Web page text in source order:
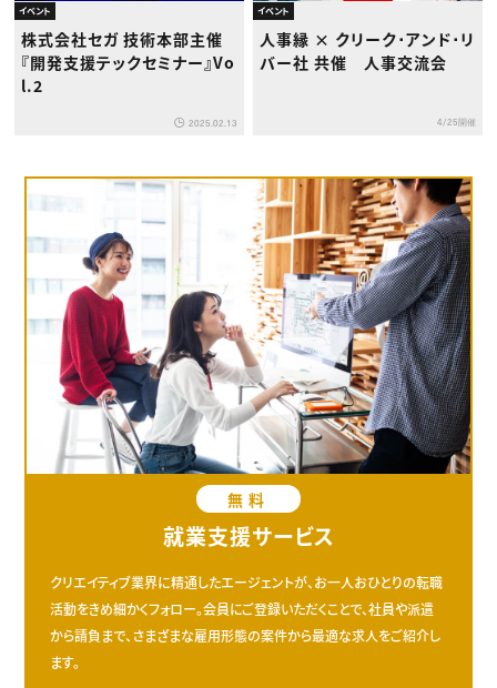
イベント
株式会社セガ 技術本部主催
『開発支援テックセミナー』Vo
l.2
2025.02.13
イベント
人事縁 × クリーク･アンド･リ
バー社 共催 人事交流会
4/25開催
無料
就業支援サービス
クリエイティブ業界に精通したエージェントが、お一人おひとりの転職
活動をきめ細かくフォロー。会員にご登録いただくことで、社員や派遣
から請負まで、さまざまな雇用形態の案件から最適な求人をご紹介し
ます。